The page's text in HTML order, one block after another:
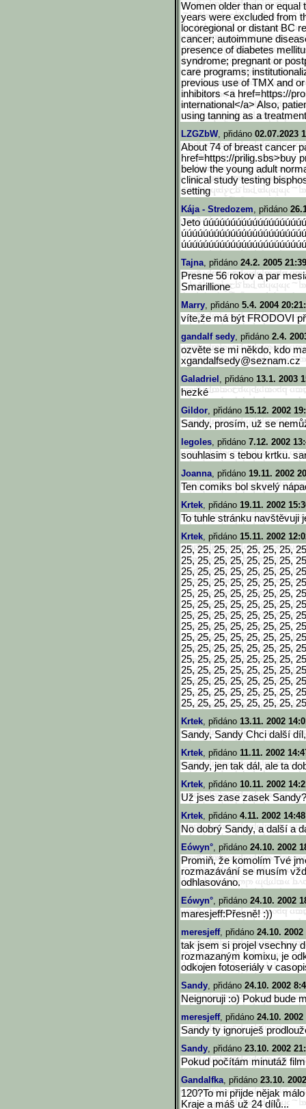
Women older than or equal
years were excluded from
locoregional or distant BC
cancer; autoimmune
presence of diabetes
syndrome; pregnant or
care programs;
previous use of TMX and
inhibitors <a href=https://
international</a> Also,
using tanning as a
LZGZbW, přidáno 02.07.2023
About 74 of breast cancer
href=https://prilig.sbs>buy
below the young adult
clinical study testing
setting
Kája - Stredozem, přidáno
Jeto
Tajna, přidáno 24.2. 2005
Presne 56 rokov a par
Smarillione
Marry, přidáno 5.4. 2004
víte,že má být FRODOVI
gandalf sedy, přidáno 2.4.
ozvěte se mi někdo, kdo
xgandalfsedy@seznam.cz
Galadriel , přidáno 13.1. 2003
hezké
Gildor, přidáno 15.12. 2002
Sandy, prosím, už se
legoles, přidáno 7.12. 2002
souhlasim s tebou krtku.
Joanna, přidáno 19.11. 2002
Ten comiks bol skvelý
Krtek, přidáno 19.11. 2002
To tuhle stránku navštěvuji
Krtek, přidáno 15.11. 2002
25, 25, 25, 25, 25, 25, 25,
25, 25, 25, 25, 25, 25, 25,
25, 25, 25, 25, 25, 25, 25,
25, 25, 25, 25, 25, 25, 25,
25, 25, 25, 25, 25, 25, 25,
25, 25, 25, 25, 25, 25, 25,
25, 25, 25, 25, 25, 25, 25,
25, 25, 25, 25, 25, 25, 25,
25, 25, 25, 25, 25, 25, 25,
25, 25, 25, 25, 25, 25, 25,
25, 25, 25, 25, 25, 25, 25,
25, 25, 25, 25, 25, 25, 25,
25, 25, 25, 25, 25, 25, 25,
25, 25, 25, 25, 25, 25, 25,
25, 25, 25, 25, 25, 25, 25,
Krtek, přidáno 13.11. 2002
Sandy, Sandy Chci další
Krtek, přidáno 11.11. 2002
Sandy, jen tak dál, ale ta
Krtek, přidáno 10.11. 2002
Už jses zase zasek Sandy?
Krtek, přidáno 4.11. 2002
No dobrý Sandy, a další a
Eówyn°, přidáno 24.10. 2002
Promiň, že komolím Tvé
rozmazávání se musím
odhlasováno.
Eówyn°, přidáno 24.10. 2002
maresjeff:Přesně! :))
meresjeff, přidáno 24.10. 2002
tak jsem si projel vsechny
rozmazaným komixu, je
odkojen fotoseriály v
Sandy, přidáno 24.10. 2002
Neignoruji :o) Pokud bude
meresjeff, přidáno 24.10. 2002
Sandy ty ignoruješ
Sandy, přidáno 23.10. 2002
Pokud počítám minutáž
Gandalfka, přidáno 23.10.
120?To mi přijde nějak
Kraje a máš už 24 dílů...